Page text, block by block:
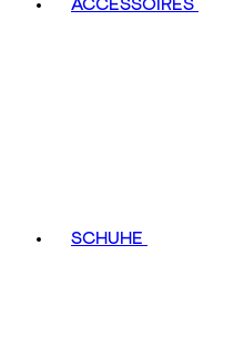
ACCESSOIRES
SCHUHE